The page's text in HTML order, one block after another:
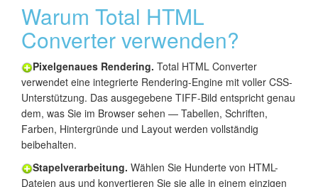
Warum Total HTML
Converter verwenden?
Pixelgenaues Rendering. Total HTML Converter
verwendet eine integrierte Rendering-Engine mit voller CSS-
Unterstützung. Das ausgegebene TIFF-Bild entspricht genau
dem, was Sie im Browser sehen — Tabellen, Schriften,
Farben, Hintergründe und Layout werden vollständig
beibehalten.
Stapelverarbeitung. Wählen Sie Hunderte von HTML-
Dateien aus und konvertieren Sie sie alle in einem einzigen